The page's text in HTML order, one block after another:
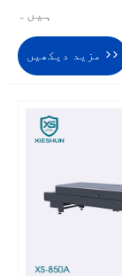
ہیں۔
مزید دیکھیں >>